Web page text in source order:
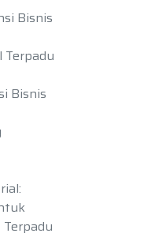
Bisnis
Terpadu
Bisnis